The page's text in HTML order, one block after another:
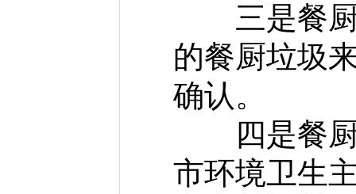
三是餐厨
的餐厨垃圾
确认。
四是餐厨
市环境卫生